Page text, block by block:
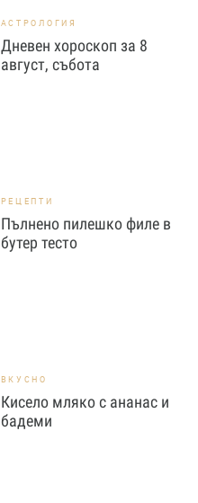
АСТРОЛОГИЯ
Дневен хороскоп за 8
август, събота
РЕЦЕПТИ
Пълнено пилешко филе в
бутер тесто
ВКУСНО
Кисело мляко с ананас и
бадеми